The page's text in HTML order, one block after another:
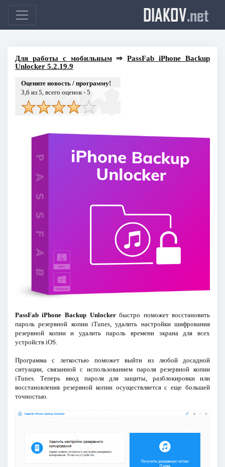
DIAKOV.net
Для работы с мобильным⇒PassFab iPhone Backup
Unlocker 5.2.19.9
Оцените новость / программу!
3,6 из 5, всего оценок - 5
PassFab iPhone Backup Unlockerбыстро поможет восстановить
пароль резервной копии iTunes, удалить настройки шифрования
резервной копии и удалить пароль времени экрана для всех
устройств iOS.
Программа с легкостью поможет выйти из любой досадной
ситуации, связанной с использованием пароля резервной копии
iTunes. Теперь ввод пароля для защиты, разблокировки или
восстановления резервной копии осуществляется с еще большей
точностью.